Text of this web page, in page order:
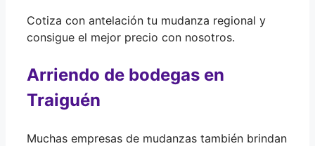
Cotiza con antelación tu mudanza regional y
consigue el mejor precio con nosotros.
Arriendo de bodegas en
Traiguén
Muchas empresas de mudanzas también brindan